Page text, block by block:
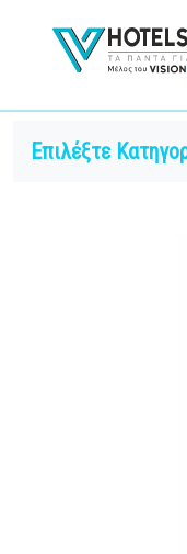
Επιλέξτε